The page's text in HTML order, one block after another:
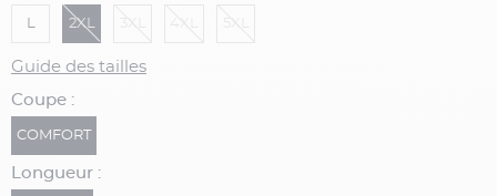
L 2XL
Guide des tailles
Coupe :
COMFORT
Longueur :